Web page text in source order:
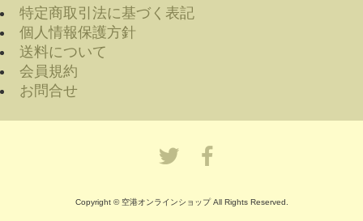
特定商取引法に基づく表記
個人情報保護方針
送料について
会員規約
お問合せ
Copyright © 空港オンラインショップ All Rights Reserved.